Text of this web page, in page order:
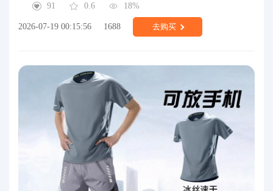
91
0.6 18%
2026-07-19 00:15:56 1688 去购买